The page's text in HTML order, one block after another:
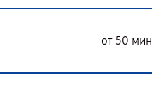
от 50 мин